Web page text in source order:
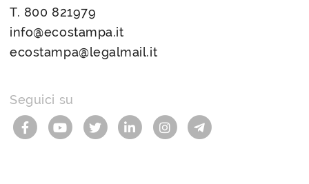
T. 800 821979
info@ecostampa.it
ecostampa@legalmail.it
Seguici su